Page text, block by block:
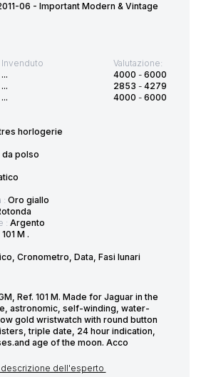
06 - Important Modern & Vintage
Invenduto
...
...
...
Valutazione:
4000 - 6000
2853 - 4279
4000 - 6000
horlogerie
polso
: Oro giallo
: Argento
101 M .
Cronometro, Data, Fasi lunari
Ref. 101 M. Made for Jaguar in the
astronomic, self-winding, water-
gold wristwatch with round button
triple date, 24 hour indication,
age of the moon. Acco
descrizione dell'esperto